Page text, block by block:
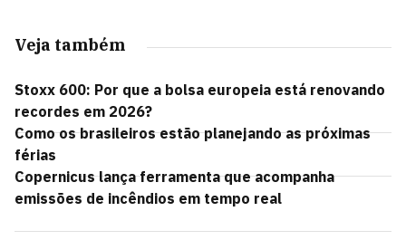
Veja também
Stoxx 600: Por que a bolsa europeia está renovando
recordes em 2026?
Como os brasileiros estão planejando as próximas
férias
Copernicus lança ferramenta que acompanha
emissões de incêndios em tempo real